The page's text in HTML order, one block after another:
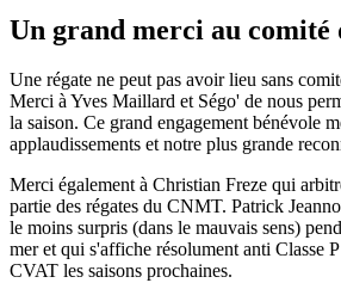
Un grand merci au comité
Une régate ne peut pas avoir lieu sans
Merci à Yves Maillard et Ségo' de nous
la saison. Ce grand engagement bénévole
applaudissements et notre plus grande
Merci également à Christian Freze qui
partie des régates du CNMT. Patrick
le moins surpris (dans le mauvais sens)
mer et qui s'affiche résolument anti Classe
CVAT les saisons prochaines.